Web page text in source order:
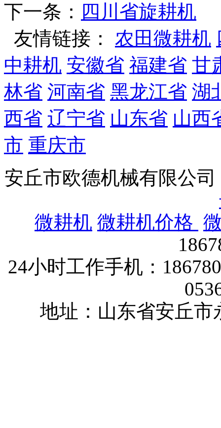
下一条： 四川省旋耕机
友情链接： 农田微耕机
中耕机 安徽省 福建省 甘
林省 河南省 黑龙江省 湖
西省 辽宁省 山东省 山西
市 重庆市
安丘市欧德机械有限
微耕机 微耕机价格
24小时工作手机：
地址：山东省安丘